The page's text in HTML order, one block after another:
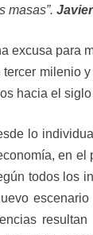
masas”.
excusa para
milenio
hacia el
lo
en el
todos los